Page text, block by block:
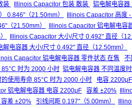
装 Illinois Capacitor 包装 散装
铝电解电容器
0.846"（21.50mm）
Illinois Capacitor 高度
（21.50mm）
Illinois Capacitor 铝电解电容
Illinois Capacitor 大小/尺寸 0.492" 直径（
解电容器 大小/尺寸 0.492" 直径（12.50mm）
Capacitor 铝电解电容器 零件状态 在售
不
时为 2000 小时 铝电解电容器 不同温度
使用寿命 85°C 时为 2000 小时 电容 2200μF
铝电解电容器 电容 2200μF 容差 ±20%
容差 ±20% 引线间距 0.197"（5.00mm）